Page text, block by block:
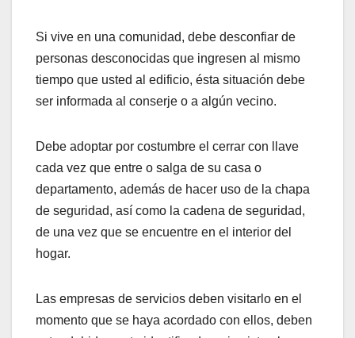
Si vive en una comunidad, debe desconfiar de
personas desconocidas que ingresen al mismo
tiempo que usted al edificio, ésta situación debe
ser informada al conserje o a algún vecino.
Debe adoptar por costumbre el cerrar con llave
cada vez que entre o salga de su casa o
departamento, además de hacer uso de la chapa
de seguridad, así como la cadena de seguridad,
de una vez que se encuentre en el interior del
hogar.
Las empresas de servicios deben visitarlo en el
momento que se haya acordado con ellos, deben